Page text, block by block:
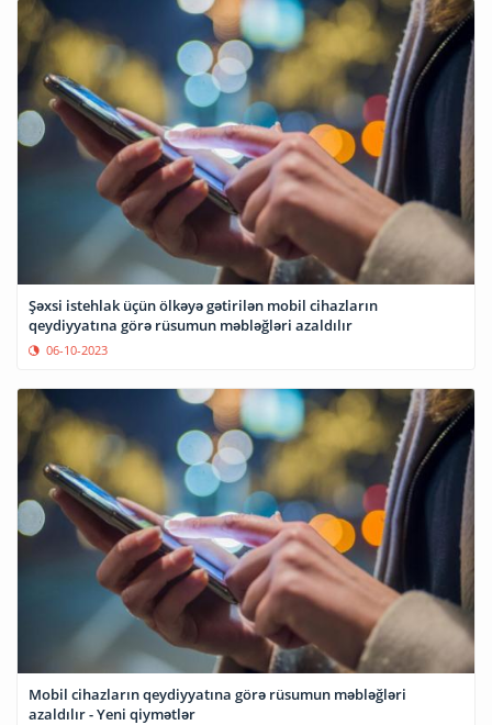
Şəxsi istehlak üçün ölkəyə gətirilən mobil cihazların
qeydiyyatına görə rüsumun məbləğləri azaldılır
06-10-2023
Mobil cihazların qeydiyyatına görə rüsumun məbləğləri
azaldılır - Yeni qiymətlər